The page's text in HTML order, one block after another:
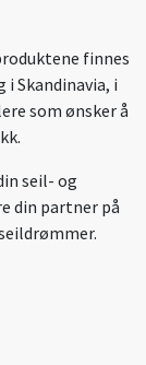
finnes
Skandinavia, i
som ønsker å
seil- og
din partner på